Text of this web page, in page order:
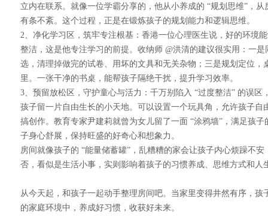
立内在联系。就像一位学霸分享的，他从小养成的 “规划思维”，
有条不紊。这个过程，正是在锻炼孩子的规划能力和逻辑思维。
2、净化学习区，筑牢专注根基：香港一位心理医生说，好的环境
整洁，这是他专注学习的前提。收纳师 @洪清的建议很实用：一
选，清理掉做完的试卷、用坏的文具和无关杂物；三是规划定位
里。一张干净的书桌，能帮孩子隔绝干扰，提升学习效率。
3、预留放松区，守护童心与活力：千万别陷入 “过度整洁” 的误
孩子留一片自由生长的小天地。可以设置一个玩具角，允许孩子
搞创作。教育专家尹建莉就曾为女儿留了一面 “涂鸦墙”，满足孩
子身心舒展，保持旺盛的好奇心和想象力。
房间就像孩子的 “能量储蓄罐”，乱糟糟的家会让孩子内心烦躁不
否，看似是生活小事，实则影响着孩子的习惯养成、思维方式和人
从今天起，和孩子一起动手整理房间吧。当家里变得井然有序，
的家庭环境中，养成好习惯，收获好未来。